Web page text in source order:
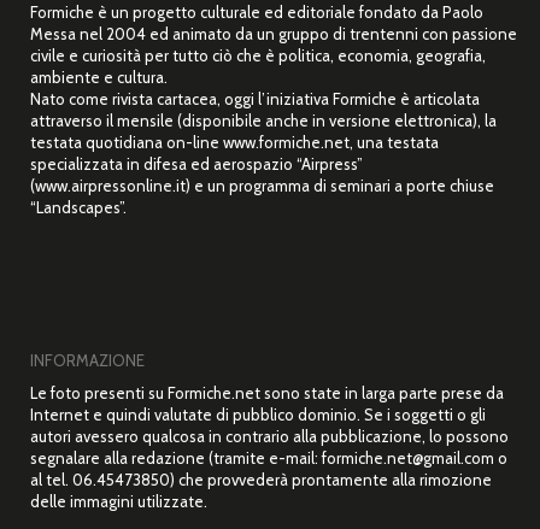
Formiche è un progetto culturale ed editoriale fondato da Paolo
Messa nel 2004 ed animato da un gruppo di trentenni con passione
civile e curiosità per tutto ciò che è politica, economia, geografia,
ambiente e cultura.
Nato come rivista cartacea, oggi l’iniziativa Formiche è articolata
attraverso il mensile (disponibile anche in versione elettronica), la
testata quotidiana on-line www.formiche.net, una testata
specializzata in difesa ed aerospazio “Airpress”
(www.airpressonline.it) e un programma di seminari a porte chiuse
“Landscapes”.
INFORMAZIONE
Le foto presenti su Formiche.net sono state in larga parte prese da
Internet e quindi valutate di pubblico dominio. Se i soggetti o gli
autori avessero qualcosa in contrario alla pubblicazione, lo possono
segnalare alla redazione (tramite e-mail: formiche.net@gmail.com o
al tel. 06.45473850) che provvederà prontamente alla rimozione
delle immagini utilizzate.